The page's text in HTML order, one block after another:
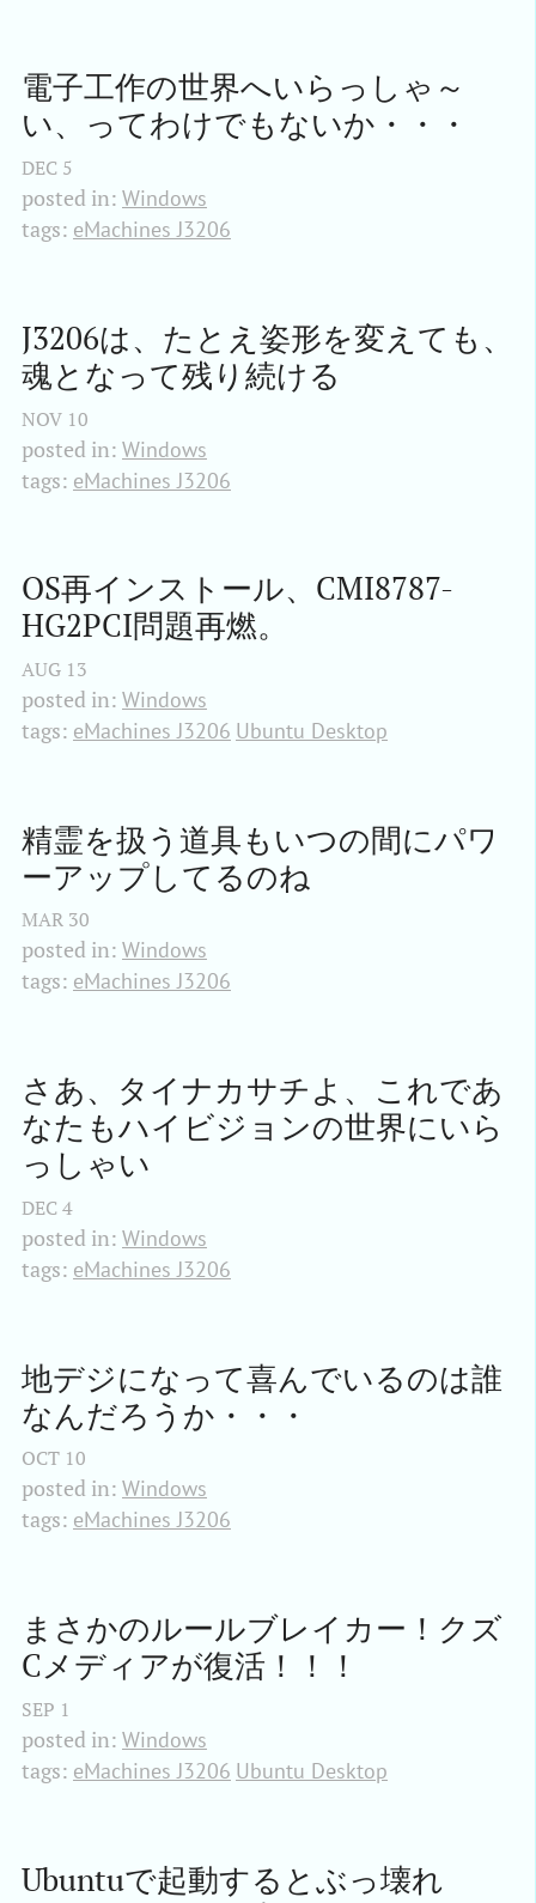
電子工作の世界へいらっしゃ～
い、ってわけでもないか・・・
DEC 5
posted in: Windows
tags: eMachines J3206
J3206は、たとえ姿形を変えても、
魂となって残り続ける
NOV 10
posted in: Windows
tags: eMachines J3206
OS再インストール、CMI8787-
HG2PCI問題再燃。
AUG 13
posted in: Windows
tags: eMachines J3206 Ubuntu Desktop
精霊を扱う道具もいつの間にパワ
ーアップしてるのね
MAR 30
posted in: Windows
tags: eMachines J3206
さあ、タイナカサチよ、これであ
なたもハイビジョンの世界にいら
っしゃい
DEC4
posted in: Windows
tags: eMachines J3206
地デジになって喜んでいるのは誰
なんだろうか・・・
OCT 10
posted in: Windows
tags: eMachines J3206
まさかのルールブレイカー！クズ
Cメディアが復活！！！
SEP 1
posted in: Windows
tags: eMachines J3206 Ubuntu Desktop
Ubuntuで起動するとぶっ壊れ